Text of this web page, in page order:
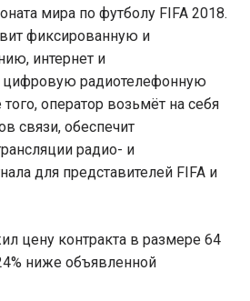
мира по футболу FIFA 2018.
фиксированную и
интернет и
цифровую радиотелефонную
оператор возьмёт на себя
связи, обеспечит
радио- и
для представителей FIFA и
цену контракта в размере 64
ниже объявленной